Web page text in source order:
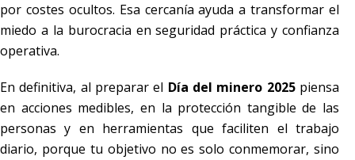
por costes ocultos. Esa cercanía ayuda a transformar el
miedo a la burocracia en seguridad práctica y confianza
operativa.
En definitiva, al preparar el Día del minero 2025piensa
en acciones medibles, en la protección tangible de las
personas y en herramientas que faciliten el trabajo
diario, porque tu objetivo no es solo conmemorar, sino